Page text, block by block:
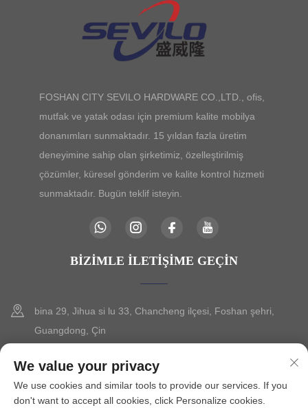
FOSHAN CITY SEVILO HARDWARE CO.,LTD., ofis,
mutfak ve yatak odası için premium kalite mobilya
donanımları sunmaktadır. 15 yıldan fazla üretim
deneyimine sahip olan şirketimiz, özelleştirilmiş
çözümler, küresel gönderim ve kalite kontrol hizmeti
sunmaktadır. Bugün teklif isteyin.
BIZIMLE İLETIŞIME GEÇIN
bina 29, Jihua si lu 33, Chancheng ilçesi, Foshan şehri,
Guangdong, Çin
+86-13630015425
[email protected]
We value your privacy
We use cookies and similar tools to provide our services. If you
don't want to accept all cookies, click Personalize cookies.